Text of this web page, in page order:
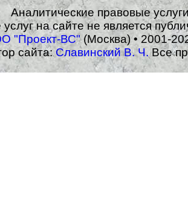
Аналитические правовые
на сайте не является
"Проект-ВС"(Москва) • 2001-
сайта:Славинский В. Ч.Все